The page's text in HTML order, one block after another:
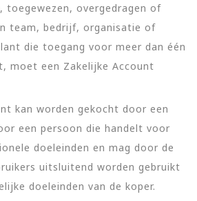
toegewezen, overgedragen of
team, bedrijf, organisatie of
die toegang voor meer dan één
moet een Zakelijke Account
kan worden gekocht door een
een persoon die handelt voor
doeleinden en mag door de
uitsluitend worden gebruikt
doeleinden van de koper.